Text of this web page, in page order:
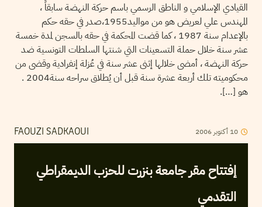
القيادي الإسلامي و الناطق الرسمي باسم حركة النهضة سابقاً ،
المهندس علي لعريض هو من مواليد1955،صدر في حقه حكم
بالإعدام سنة 1987 ، كما قضت المحكمة في حقه بالسجن لمدة خمسة
عشر سنة خلال حملة التسعينات التي شنتها السلطات التونسية ضد
حركة النهضة ، أمضى خلالها إثنى عشر سنة في عُزلة إنفرادية وقضى من
محكوميته تلك أربعة عشرة سنة قبل أن يُطلاق سراحه سنة2004 .
هو […].
FAOUZI SADKAOUI 10 أكتوبر 2006
إفتتاح مقر جامعة بنزرت للحزب الديمقراطي
التقدمي